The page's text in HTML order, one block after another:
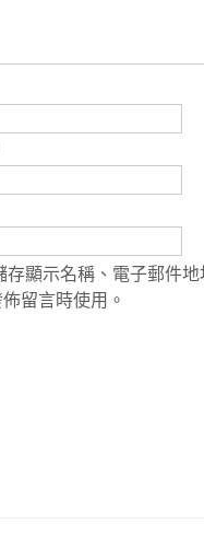
存顯示名稱、電子郵件
留言時使用。